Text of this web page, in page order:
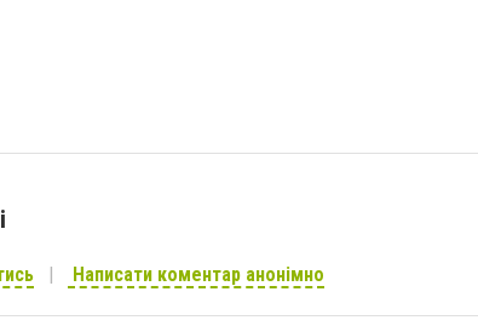
Написати коментар анонімно